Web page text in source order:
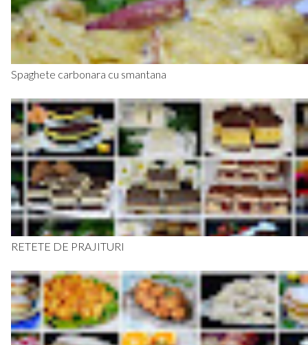
Spaghete carbonara cu smantana
RETETE DE PRAJITURI